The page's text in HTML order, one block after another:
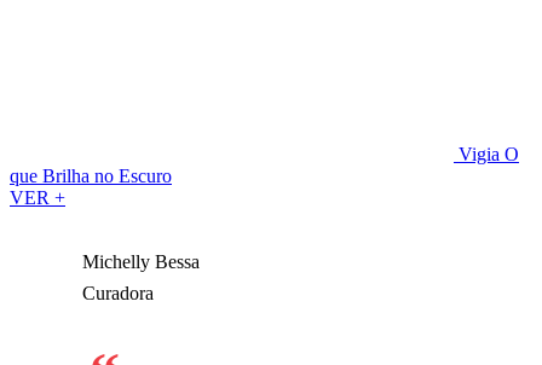
Vigia O
que Brilha no Escuro
VER +
Michelly Bessa
Curadora